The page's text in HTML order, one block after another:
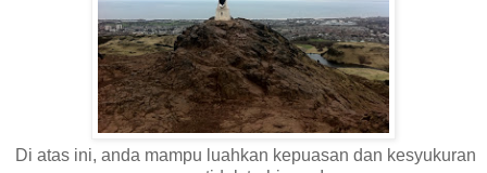
Di atas ini, anda mampu luahkan kepuasan dan kesyukuran